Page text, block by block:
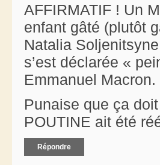
AFFIRMATIF ! Un
enfant gâté (plutôt
Natalia
s’est déclarée «
Emmanuel Macron.
Punaise que ça
POUTINE ait été
Répondre